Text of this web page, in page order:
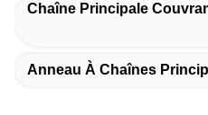
Chaîne Principale
Anneau À Chaînes